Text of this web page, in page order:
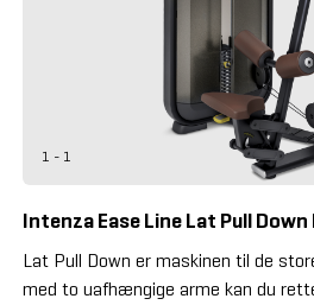
1 - 1
Intenza Ease Line Lat Pull Down
Lat Pull Down er maskinen til de
med to uafhængige arme kan du